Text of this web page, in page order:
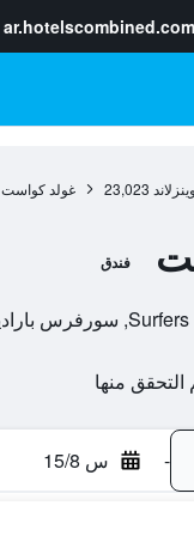
ar.hotelscombined.com
23,023 غولد كواست
فندق
- س 15/8